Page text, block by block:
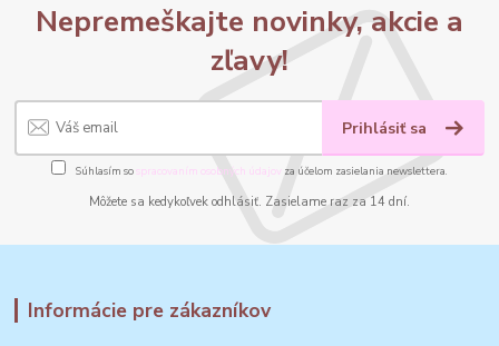
Nepremeškajte novinky, akcie a
zľavy!
Prihlásiť sa
Súhlasím sospracovaním osobných údajov za účelom zasielania newslettera.
Môžete sa kedykoľvek odhlásiť. Zasielame raz za 14 dní.
Informácie pre zákazníkov